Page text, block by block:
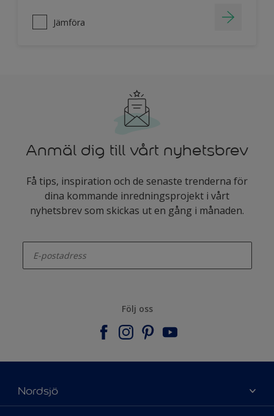
Jämföra
Anmäl dig till vårt nyhetsbrev
Få tips, inspiration och de senaste trenderna för
dina kommande inredningsprojekt i vårt
nyhetsbrev som skickas ut en gång i månaden.
Följ oss
Nordsjö